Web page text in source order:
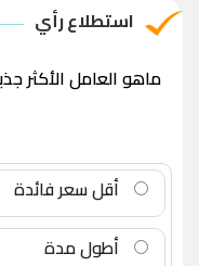
استطلاع رأي
ماهو العامل الأكثر
أقل سعر فائدة
أطول مدة